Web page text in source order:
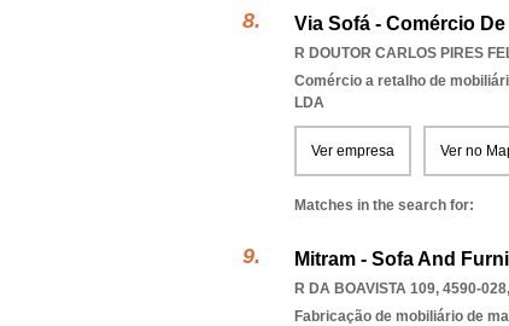
Via Sofá - Comércio
R DOUTOR CARLOS PIRES
Comércio a retalho de
LDA
Ver empresa Ver no
Matches in the search for:
Mitram - Sofa And
R DA BOAVISTA 109, 4590-028,
Fabricação de mobiliário de